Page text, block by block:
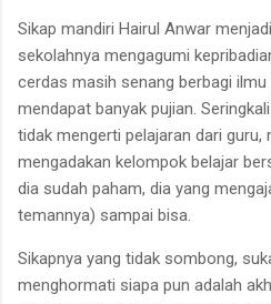
Sikap mandiri Hairul Anwar
sekolahnya mengagumi
cerdas masih senang berbagi
mendapat banyak pujian.
tidak mengerti pelajaran dari guru,
mengadakan kelompok belajar
dia sudah paham, dia yang
temannya) sampai bisa.
Sikapnya yang tidak sombong,
menghormati siapa pun adalah